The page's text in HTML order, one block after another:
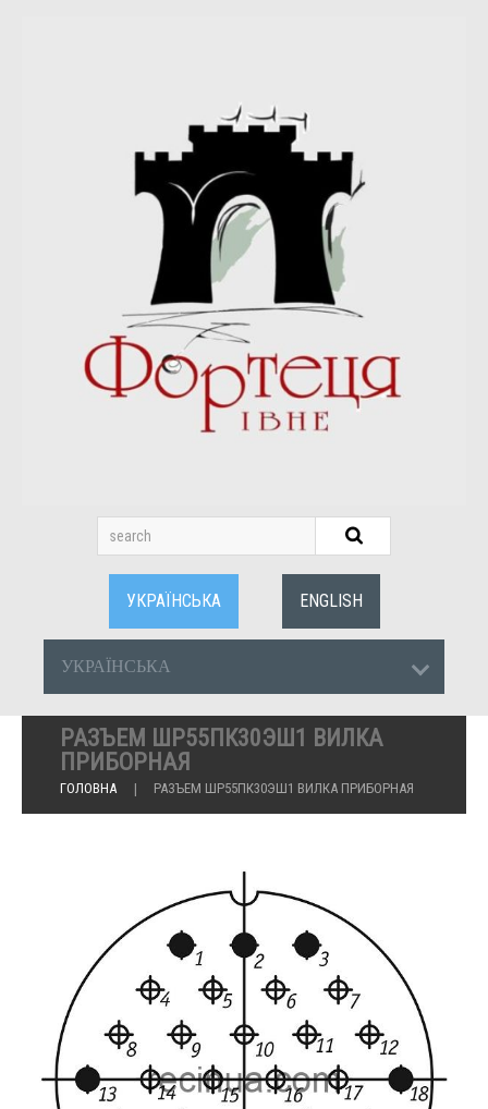
УКРАЇНСЬКА ENGLISH
УКРАЇНСЬКА
РАЗЪЕМ ШР55ПК30ЭШ1 ВИЛКА
ПРИБОРНАЯ
ГОЛОВНА РАЗЪЕМ ШР55ПК30ЭШ1 ВИЛКА ПРИБОРНАЯ